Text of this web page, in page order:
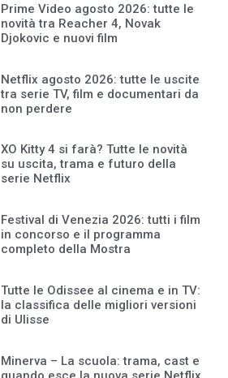
Prime Video agosto 2026: tutte le
novità tra Reacher 4, Novak
Djokovic e nuovi film
Netflix agosto 2026: tutte le uscite
tra serie TV, film e documentari da
non perdere
XO Kitty 4 si farà? Tutte le novità
su uscita, trama e futuro della
serie Netflix
Festival di Venezia 2026: tutti i film
in concorso e il programma
completo della Mostra
Tutte le Odissee al cinema e in TV:
la classifica delle migliori versioni
di Ulisse
Minerva – La scuola: trama, cast e